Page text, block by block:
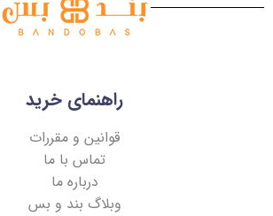
راهنمای خرید
قوانین و مقررات
تماس با ما
درباره ما
وبلاگ بند و بس